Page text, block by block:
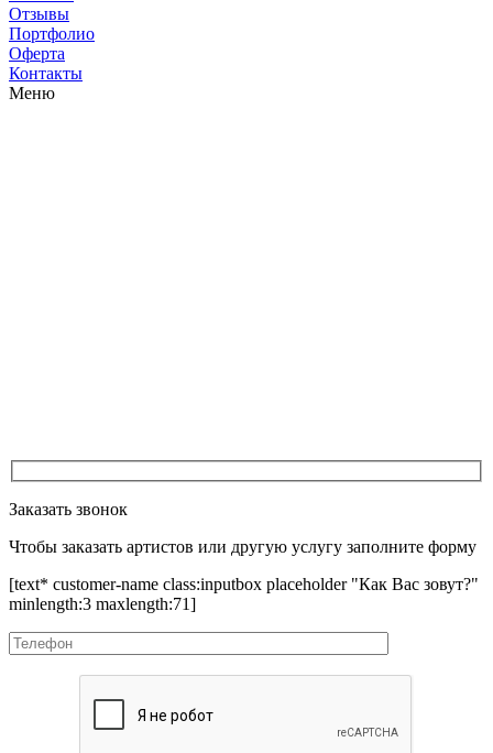
Отзывы
Портфолио
Оферта
Контакты
Меню
Заказать звонок
Чтобы заказать артистов или другую услугу заполните форму
[text* customer-name class:inputbox placeholder "Как Вас зовут?"
minlength:3 maxlength:71]